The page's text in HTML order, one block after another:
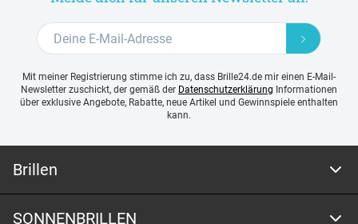
Mit meiner Registrierung stimme ich zu, dass Brille24.de mir einen E-Mail-
Newsletter zuschickt, der gemäß der Datenschutzerklärung Informationen
über exklusive Angebote, Rabatte, neue Artikel und Gewinnspiele enthalten
kann.
Brillen
SONNENBRILLEN